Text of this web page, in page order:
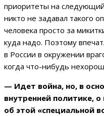
приоритеты на
никто не задавал такого
человека просто за
куда надо. Поэтому
в России в окружении
когда что-нибудь
— Идет война, но, в
внутренней политике,
об этой «специальной